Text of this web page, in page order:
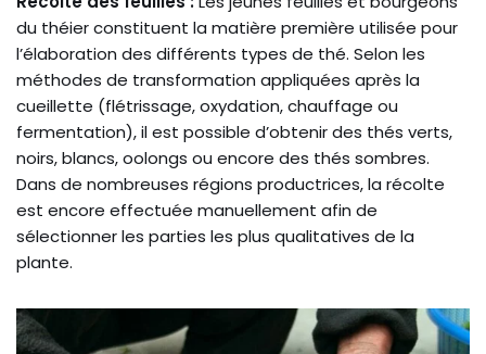
du théier constituent la matière première utilisée pour
l’élaboration des différents types de thé. Selon les
méthodes de transformation appliquées après la
cueillette (flétrissage, oxydation, chauffage ou
fermentation), il est possible d’obtenir des thés verts,
noirs, blancs, oolongs ou encore des thés sombres.
Dans de nombreuses régions productrices, la récolte
est encore effectuée manuellement afin de
sélectionner les parties les plus qualitatives de la
plante.